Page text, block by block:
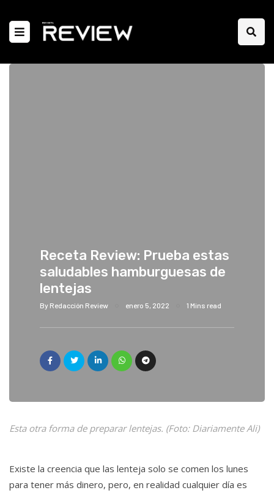
Receta Review: Prueba estas
saludables hamburguesas de
lentejas
By Redacción Review enero 5, 2022 1 Mins read
Esta otra forma de preparar lentejas. (Foto: Diariamente Ali)
Existe la creencia que las lenteja solo se comen los lunes
para tener más dinero, pero, en realidad cualquier día es